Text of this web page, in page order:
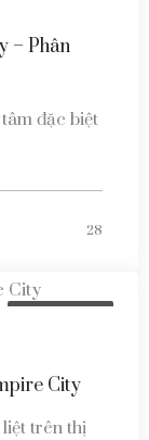
– Phân
đặc biệt
28
City
trên thị